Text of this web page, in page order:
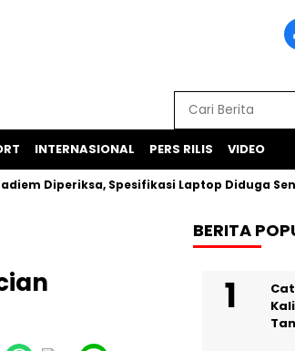
INTERNASIONAL PERS RILIS VIDEO
Spesifikasi Laptop Diduga Sengaja
BERITA